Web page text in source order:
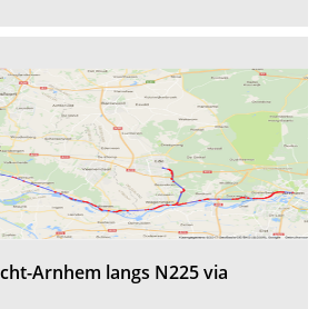
Arnhem langs N225 via